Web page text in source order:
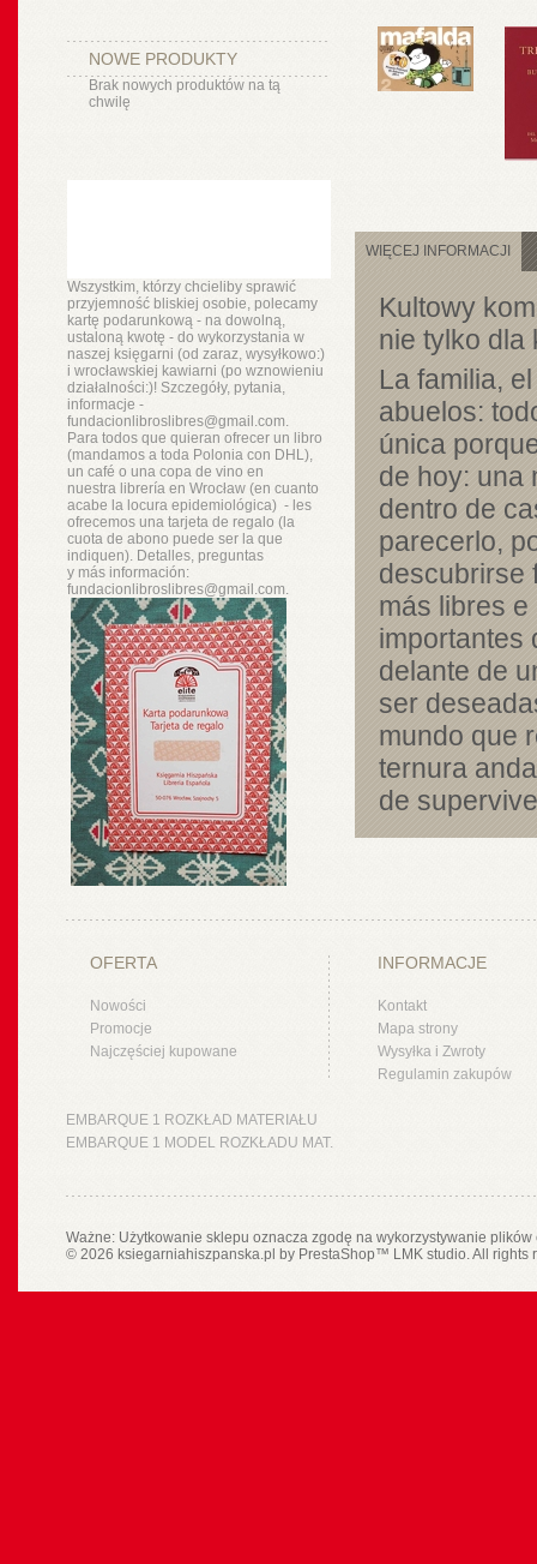
NOWE PRODUKTY
Brak nowych produktów na tą
chwilę
Wszystkim, którzy chcieliby sprawić
przyjemność bliskiej osobie, polecamy
kartę podarunkową - na dowolną,
ustaloną kwotę - do wykorzystania w
naszej księgarni (od zaraz, wysyłkowo:)
i wrocławskiej kawiarni (po wznowieniu
działalności:)! Szczegóły, pytania,
informacje -
fundacionlibroslibres@gmail.com.
Para todos que quieran ofrecer un libro
(mandamos a toda Polonia con DHL),
un café o una copa de vino en
nuestra libreríaen Wrocław (en cuanto
acabe la locura epidemiológica) - les
ofrecemos una tarjeta de regalo (la
cuota de abono puede ser la que
indiquen). Detalles, preguntas
y másinformación:
fundacionlibroslibres@gmail.com.
WIĘCEJ INFORMACJI
Kultowy
nie tylko dla
La familia,
abuelos:
única
de hoy: una
dentro de
parecerlo,
descubrirse
más libres
importantes
delante de
ser
mundo que
ternura
de
OFERTA
Nowości
Promocje
Najczęściej kupowane
INFORMACJE
Kontakt
Mapa strony
Wysyłka i Zwroty
Regulamin zakupów
EMBARQUE 1 ROZKŁAD MATERIAŁU
EMBARQUE 1 MODEL ROZKŁADU MAT.
Ważne: Użytkowanie sklepu oznacza zgodę na wykorzystywanie
© 2026 ksiegarniahiszpanska.pl by PrestaShop™ LMK studio. All rights